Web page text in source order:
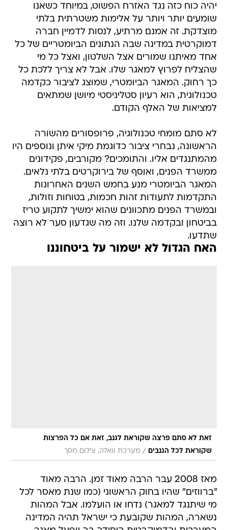
יהיה כוח כזה נגד האזרח הפשוט, במיוחד כשאנו
שומעים יותר ויותר על אלימות משטרתית בלתי
מוצדקת. זה אמנם מרתיע, לנסות לדמיין חברה
דמוקרטית במדינה שבה הנתונים הביומטריים של כל
אחד מאיתנו שמורים אצל השלטון, ואצל כל מי
שהצליח לפרוץ למאגר שלו. אבל לא צריך ללכת כל
כך רחוק. המאגר הביומטרי, שמוצג לציבור כקדמה
טכנולוגית, הוא רעיון סטליניסטי מיושן שמתאים
למציאות של האלף הקודם.
לא סתם מומחי טכנולוגיה, פרופסורים מהשורה
הראשונה, נבחרי ציבור כדוגמת מיקי איתן ונוספים היו
מהמתנגדים אליו. והתומכים? מקורבים, פקידונים
ממשרד הפנים, ואוסף של בירוקרטים בלתי נלאים.
המאגר הביומטרי מנע בחמש השנים האחרונות
התקדמות לתעודות זהות חכמות, בטוחות וזולות,
ובמשרד הפנים מתכוונים שהוא ימשיך לתקוע טריז
בביטחון ובקדמה שלנו. וזה מה שגדעון סער לא רוצה
שתדעו.
האח הגדול לא ישמור על ביטחוננו
זאת לא סתם פרצה שקוראת לגנב, זאת אם כל הפרצות
שקוראת לכל הגנבים
/ מערכת וואלה, צילום מסך
מאז 2008 עבר הרבה מאוד זמן. הרבה מאוד
"ברווזים" שהיו בחוק הראשוני (כמו שנת מאסר לכל
מי שיתנגד למאגר) נדחו או הועלמו. אבל המהות
נשארה, המהות שקובעת כי ישראל תהיה המדינה